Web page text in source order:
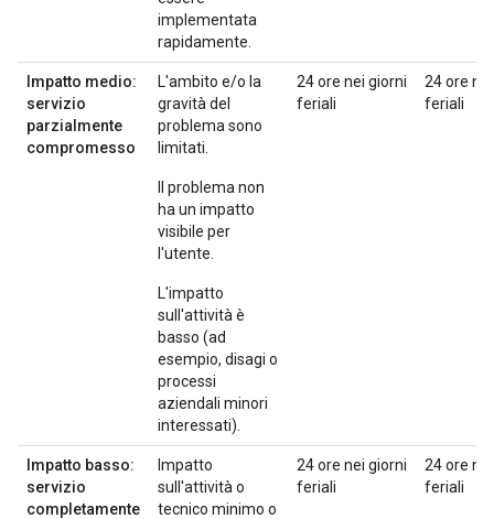
implementata
rapidamente.
Impatto medio:
servizio
parzialmente
compromesso
L'ambito e/o la
gravità del
problema sono
limitati.
Il problema non
ha un impatto
visibile per
l'utente.
L'impatto
sull'attività è
basso (ad
esempio, disagi o
processi
aziendali minori
interessati).
24 ore nei giorni
feriali
24 ore
feriali
Impatto basso:
servizio
completamente
Impatto
sull'attività o
tecnico minimo o
24 ore nei giorni
feriali
24 ore
feriali